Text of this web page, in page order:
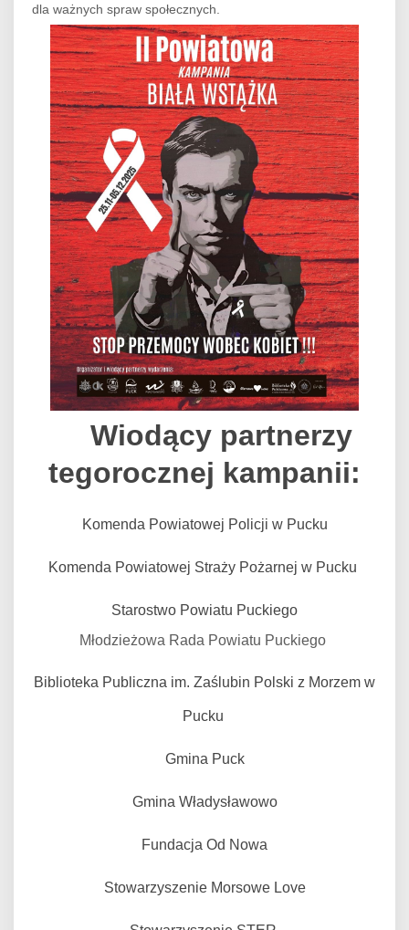
dla ważnych spraw społecznych.
Wiodący partnerzy
tegorocznej kampanii:
Komenda Powiatowej Policji w Pucku
Komenda Powiatowej Straży Pożarnej w Pucku
Starostwo Powiatu Puckiego
Młodzieżowa Rada Powiatu Puckiego
Biblioteka Publiczna im. Zaślubin Polski z Morzem w
Pucku
Gmina Puck
Gmina Władysławowo
Fundacja Od Nowa
Stowarzyszenie Morsowe Love